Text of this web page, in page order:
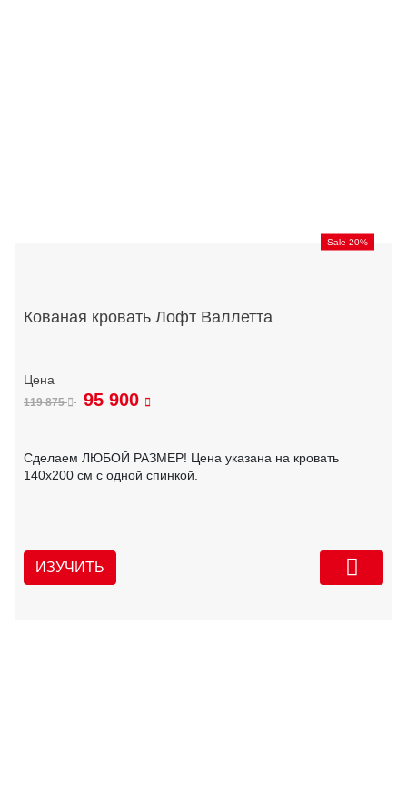
Sale 20%
Кованая кровать Лофт Валлетта
119 875 95 900
Сделаем ЛЮБОЙ РАЗМЕР! Цена указана на кровать
140х200 см с одной спинкой.
ИЗУЧИТЬ